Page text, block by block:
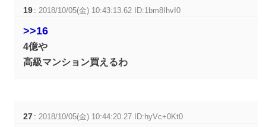
19 :2018/10/05(金) 10:43:13.62 ID:1bm8IhvI0
>>16
4億や
高級マンション買えるわ
27 :2018/10/05(金) 10:44:20.27 ID:hyVc+0Kt0